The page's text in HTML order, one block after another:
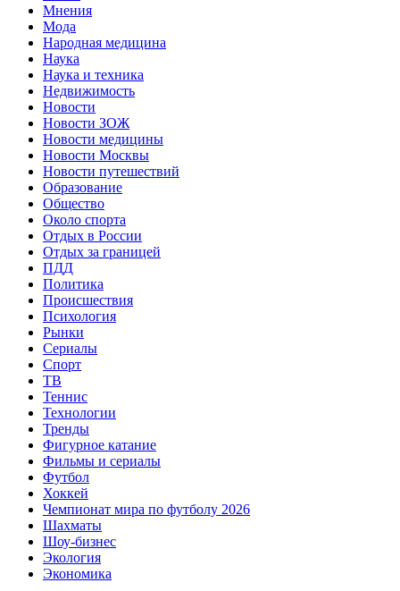
Мнения
Мода
Народная медицина
Наука
Наука и техника
Недвижимость
Новости
Новости ЗОЖ
Новости медицины
Новости Москвы
Новости путешествий
Образование
Общество
Около спорта
Отдых в России
Отдых за границей
ПДД
Политика
Происшествия
Психология
Рынки
Сериалы
Спорт
ТВ
Теннис
Технологии
Тренды
Фигурное катание
Фильмы и сериалы
Футбол
Хоккей
Чемпионат мира по футболу 2026
Шахматы
Шоу-бизнес
Экология
Экономика